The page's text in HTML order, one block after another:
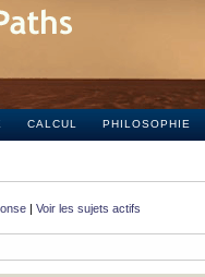
CALCUL PHILOSOPHIE
| Voir les sujets actifs